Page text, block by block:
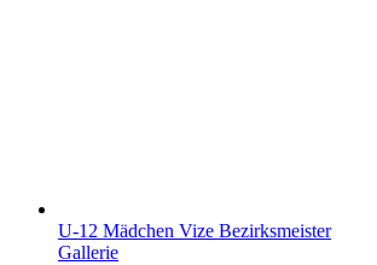
U-12 Mädchen Vize Bezirksmeister
Gallerie